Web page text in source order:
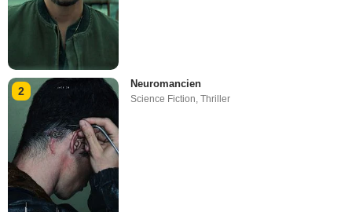
2
Neuromancien
Science Fiction,Thriller